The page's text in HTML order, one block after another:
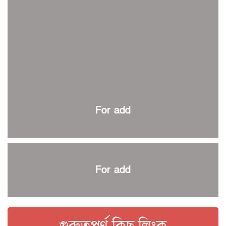
প্রথম প্যারা স্পোর্টস কার্নিভাল শুরু
স্বাধীনতা দিবস রোলার স্কেটিং কাল শুরু
স্টোকস-রুটদের ফিল্ডিং কোচ নারী দলের সারাহ
কিউট-ডিআরইউ অ্যাথলেটিকসে বাতেন প্রথম
ইসলামী বিশ্ববিদ্যালয় আন্তর্জাতিক দাবায় যদুনাথ চ্যাম্পিয়ন
For add
For add